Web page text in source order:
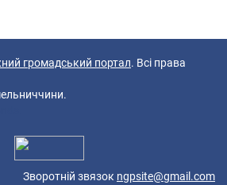
громадський портал. Всі права
Зворотній звязок ngpsite@gmail.com